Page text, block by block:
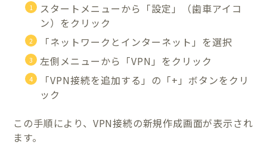
スタートメニューから「設定」（歯車アイコ
ン）をクリック
「ネットワークとインターネット」を選択
左側メニューから「VPN」をクリック
「VPN接続を追加する」の「+」ボタンをクリ
ック
この手順により、VPN接続の新規作成画面が表示され
ます。